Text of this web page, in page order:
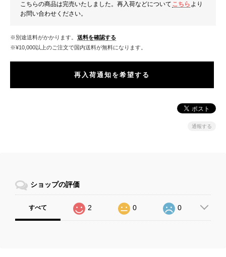
こちらの商品は完売いたしました。再入荷などについて こちら より
お問い合わせください。
※別途送料がかかります。 送料を確認する
※¥10,000以上のご注文で国内送料が無料になります。
再入荷通知を希望する
通報する
ショップの評価
すべて 2 0 0